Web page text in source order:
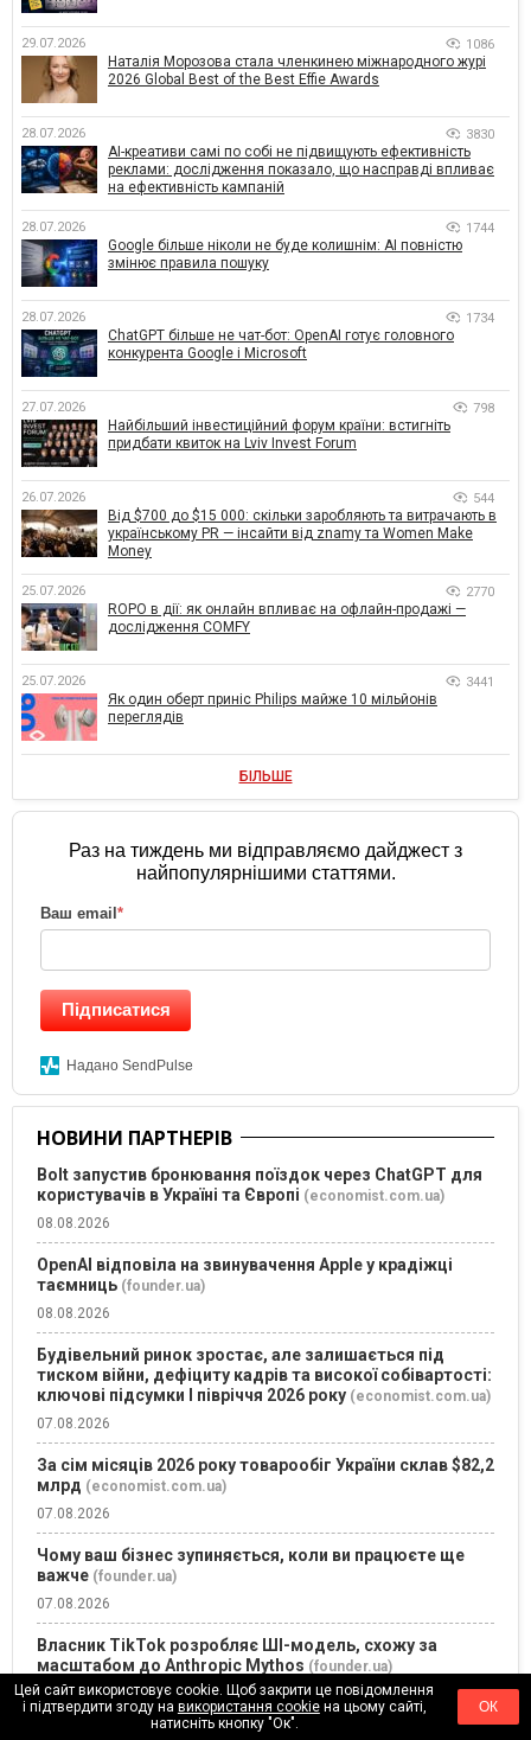
29.07.2026 1086
Наталія Морозова стала членкинею міжнародного журі
2026 Global Best of the Best Effie Awards
28.07.2026 3830
AI-креативи самі по собі не підвищують ефективність
реклами: дослідження показало, що насправді впливає
на ефективність кампаній
28.07.2026 1744
Google більше ніколи не буде колишнім: AI повністю
змінює правила пошуку
28.07.2026 1734
ChatGPT більше не чат-бот: OpenAI готує головного
конкурента Google і Microsoft
27.07.2026 798
Найбільший інвестиційний форум країни: встигніть
придбати квиток на Lviv Invest Forum
26.07.2026 544
Від $700 до $15 000: скільки заробляють та витрачають в
українському PR — інсайти від znamy та Women Make
Money
25.07.2026 2770
ROPO в дії: як онлайн впливає на офлайн-продажі —
дослідження COMFY
25.07.2026 3441
Як один оберт приніс Philips майже 10 мільйонів
переглядів
БІЛЬШЕ
Раз на тиждень ми відправляємо дайджест з
найпопулярнішими статтями.
Ваш email *
Підписатися
Надано SendPulse
НОВИНИ ПАРТНЕРІВ
Bolt запустив бронювання поїздок через ChatGPT для
користувачів в Україні та Європі (economist.com.ua)
08.08.2026
OpenAI відповіла на звинувачення Apple у крадіжці
таємниць (founder.ua)
08.08.2026
Будівельний ринок зростає, але залишається під
тиском війни, дефіциту кадрів та високої собівартості:
ключові підсумки І півріччя 2026 року (economist.com.ua)
07.08.2026
За сім місяців 2026 року товарообіг України склав $82,2
млрд (economist.com.ua)
07.08.2026
Чому ваш бізнес зупиняється, коли ви працюєте ще
важче (founder.ua)
07.08.2026
Власник TikTok розробляє ШІ-модель, схожу за
масштабом до Anthropic Mythos (founder.ua)
07.08.2026
НБУ оновив підходи до фінмоніторингу: що зміниться
Цей сайт використовує cookie. Щоб закрити це повідомлення
і підтвердити згоду на використання cookieна цьому сайті,
натисніть кнопку "Ок".
ОК